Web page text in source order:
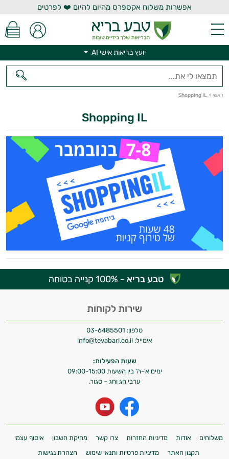
אפשרות משלוח אקספרס מהיום להיום ❤️ לפרטים
יועץ בריאות אישי AI
ראשי >
Shopping IL
Shopping IL
טבע בריא - 100% קנייה בטוחה
שירות לקוחות
טלפון: 03-6485501
אימייל: info@tevabari.co.il
שעות הפעילות:
ימים א'-ה' בין השעות 09:00-15:00
ערבי חג וחג – סגור.
משלוחים אודות מדיניות החזרות צרו קשר מחיקת חשבון
איסוף עצמי
תקנון האתר
מדיניות פרטיות ותנאי שימוש הצהרת נגישות
יועץ בריאות אישי AI
אני יועץ הבריאות האישי AI של טבע בריא.
וספרות מקצועית בתחומי הרפואה הטבעית
ותזונת הספורט.
אני כאן כדי לעזור לך להתאים את תוספי
התזונה ומוצרי הבריאות המדויקים למטרות
ולמצב הגופני שלך, ולהסביר לך אילו רכיבים
עובדים יחד כדי למקסם תוצאות גם בחיי היום
המטרה שלי היא להתאים עבורך המלצות
אישיות מבוססות מדעית.
זה הזמן להתחיל. איך אוכל לעזור?